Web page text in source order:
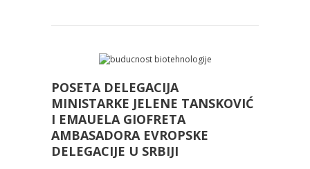
POSETA DELEGACIJA
MINISTARKE JELENE TANSKOVIĆ
I EMAUELA GIOFRETA
AMBASADORA EVROPSKE
DELEGACIJE U SRBIJI